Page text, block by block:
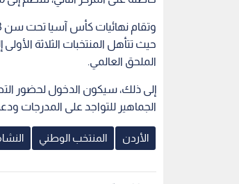
الملحق العالمي.
إلى ذلك، سيكون الدخول لحضور
الجماهير للتواجد على المدرجات
الأردن المنتخب الوطني